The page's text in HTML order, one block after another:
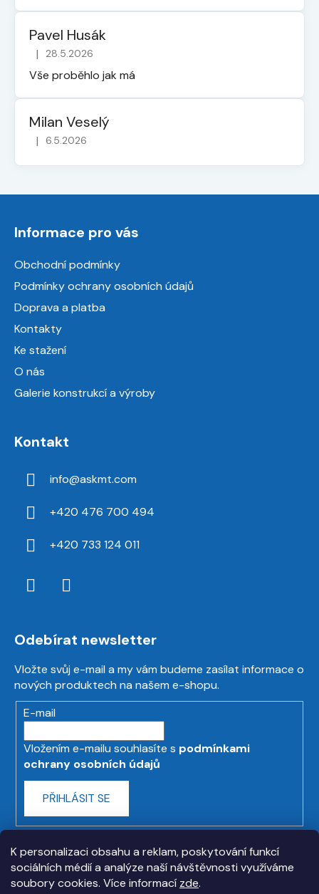
K personalizaci obsahu a reklam, poskytování funkcí
sociálních médií a analýze naší návštěvnosti využíváme
soubory cookies. Více informací zde.
Pavel Husák
Hodnocení obchodu je 5 z 5 hvězdiček.
| 28.5.2026
Vše proběhlo jak má
Milan Veselý
Hodnocení obchodu je 5 z 5 hvězdiček.
| 6.5.2026
Informace pro vás
Obchodní podmínky
Podmínky ochrany osobních údajů
Doprava a platba
Kontakty
Ke stažení
O nás
Galerie konstrukcí a výroby
Kontakt
info@askmt.com
+420 476 700 494
+420 733 124 011
Odebírat newsletter
Vložte svůj e-mail a my vám budeme zasílat informace o
nových produktech na našem e-shopu.
E-mail
Vložením e-mailu souhlasíte s podmínkami
ochrany osobních údajů
PŘIHLÁSIT SE